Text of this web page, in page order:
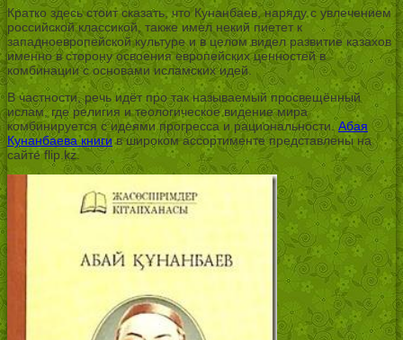
Кратко здесь стоит сказать, что Кунанбаев, наряду с увлечением
российской классикой, также имел некий пиетет к
западноевропейской культуре и в целом видел развитие казахов
именно в сторону освоения европейских ценностей в
комбинации с основами исламских идей.
В частности, речь идёт про так называемый просвещённый
ислам, где религия и теологическое видение мира
комбинируется с идеями прогресса и рациональности. Абая
Кунанбаева книгив широком ассортименте представлены на
сайте flip.kz.